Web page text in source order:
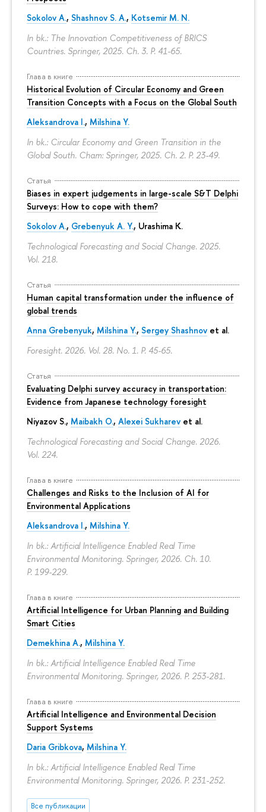
Sokolov A., Shashnov S. A., Kotsemir M. N.
In bk.: The Innovation Competitiveness of BRICS
Countries. Springer, 2025. Ch. 3. P. 41-65.
Глава в книге
Historical Evolution of Circular Economy and Green
Transition Concepts with a Focus on the Global South
Aleksandrova I., Milshina Y.
In bk.: Circular Economy and Green Transition in the
Global South. Cham: Springer, 2025. Ch. 2. P. 23-49.
Статья
Biases in expert judgements in large-scale S&T Delphi
Surveys: How to cope with them?
Sokolov A., Grebenyuk A. Y., Urashima K.
Technological Forecasting and Social Change. 2025.
Vol. 218.
Статья
Human capital transformation under the influence of
global trends
Anna Grebenyuk, Milshina Y., Sergey Shashnov et al.
Foresight. 2026. Vol. 28. No. 1. P. 45-65.
Статья
Evaluating Delphi survey accuracy in transportation:
Evidence from Japanese technology foresight
Niyazov S., Maibakh O., Alexei Sukharev et al.
Technological Forecasting and Social Change. 2026.
Vol. 224.
Глава в книге
Challenges and Risks to the Inclusion of AI for
Environmental Applications
Aleksandrova I., Milshina Y.
In bk.: Artificial Intelligence Enabled Real Time
Environmental Monitoring. Springer, 2026. Ch. 10.
P. 199-229.
Глава в книге
Artificial Intelligence for Urban Planning and Building
Smart Cities
Demekhina A., Milshina Y.
In bk.: Artificial Intelligence Enabled Real Time
Environmental Monitoring. Springer, 2026. P. 253-281.
Глава в книге
Artificial Intelligence and Environmental Decision
Support Systems
Daria Gribkova, Milshina Y.
In bk.: Artificial Intelligence Enabled Real Time
Environmental Monitoring. Springer, 2026. P. 231-252.
Все публикации